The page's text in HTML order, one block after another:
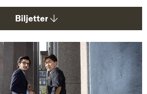
Biljetter